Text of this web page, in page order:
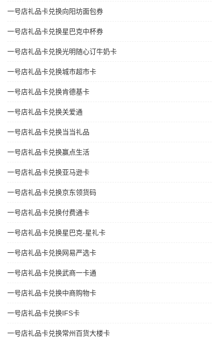
一号店礼品卡兑换向阳坊面包券
一号店礼品卡兑换星巴克中杯券
一号店礼品卡兑换光明随心订牛奶卡
一号店礼品卡兑换城市超市卡
一号店礼品卡兑换肯德基卡
一号店礼品卡兑换关爱通
一号店礼品卡兑换当当礼品
一号店礼品卡兑换赢点生活
一号店礼品卡兑换亚马逊卡
一号店礼品卡兑换京东领货码
一号店礼品卡兑换付费通卡
一号店礼品卡兑换星巴克-星礼卡
一号店礼品卡兑换网易严选卡
一号店礼品卡兑换武商一卡通
一号店礼品卡兑换中商购物卡
一号店礼品卡兑换IFS卡
一号店礼品卡兑换常州百货大楼卡